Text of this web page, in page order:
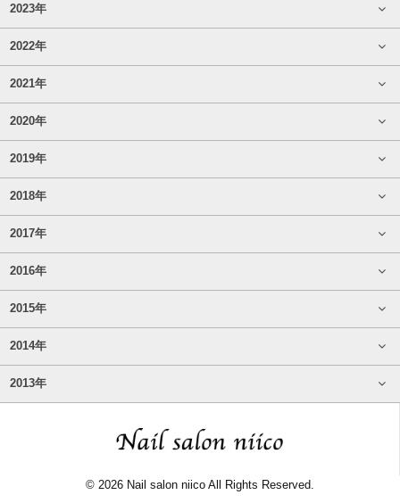
2023年
2022年
2021年
2020年
2019年
2018年
2017年
2016年
2015年
2014年
2013年
© 2026 Nail salon niico All Rights Reserved.